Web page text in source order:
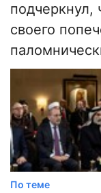
подчеркнул,
своего
По теме